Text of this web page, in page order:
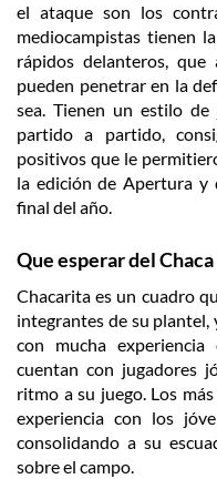
el ataque son los
mediocampistas tienen
rápidos delanteros, que
pueden penetrar en la
sea. Tienen un estilo
partido a partido,
positivos que le
la edición de Apertura y
final del año.
Que esperar del Chaca
Chacarita es un cuadro
integrantes de su
con mucha
cuentan con jugadores
ritmo a su juego. Los
experiencia con los
consolidando a su
sobre el campo.